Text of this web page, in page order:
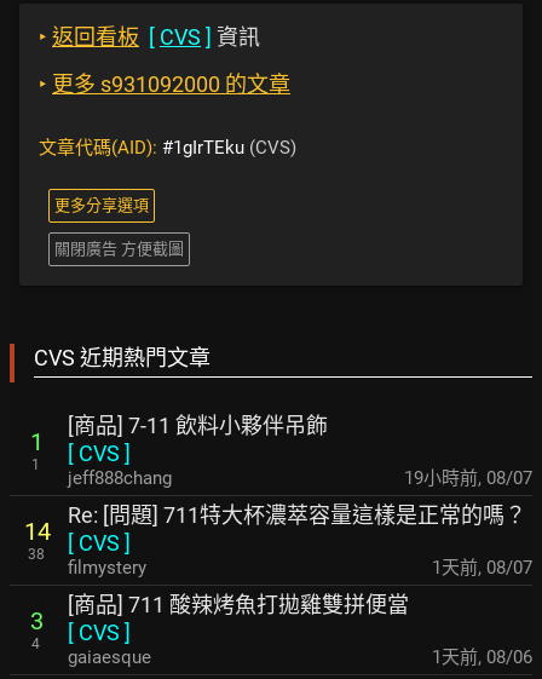
‣ 返回看板 [ CVS ] 資訊
‣ 更多 s931092000 的文章
文章代碼(AID): #1gIrTEku (CVS)
更多分享選項
關閉廣告 方便截圖
CVS 近期熱門文章
1
1
[商品] 7-11 飲料小夥伴吊飾
[ CVS ]
jeff888chang 19小時前, 08/07
14
38
Re: [問題] 711特大杯濃萃容量這樣是正常的嗎？
[ CVS ]
filmystery 1天前, 08/07
3
4
[商品] 711 酸辣烤魚打拋雞雙拼便當
[ CVS ]
gaiaesque 1天前, 08/06